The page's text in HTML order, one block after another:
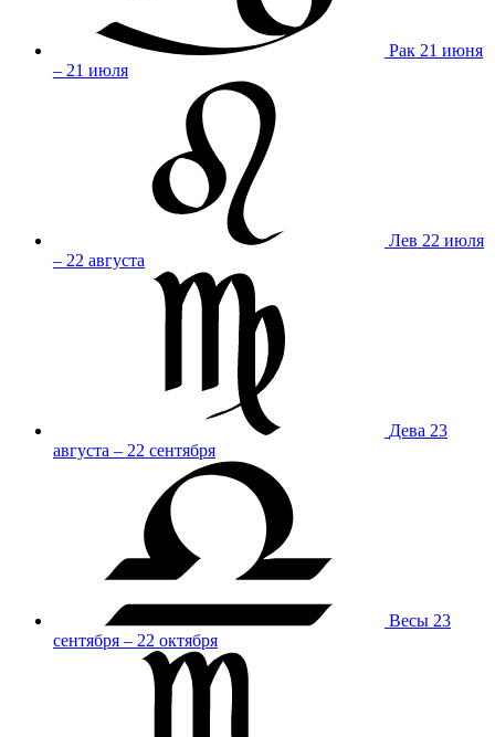
Рак 21 июня
– 21 июля
Лев 22 июля
– 22 августа
Дева 23
августа – 22 сентября
Весы 23
сентября – 22 октября